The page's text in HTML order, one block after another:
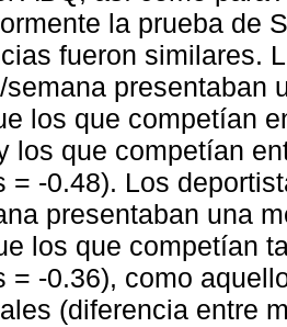
la prueba de
fueron similares.
semana presentaban
los que competían
los que competían
= -0.48). Los
presentaban una
los que competían
= -0.36), como
(diferencia entre